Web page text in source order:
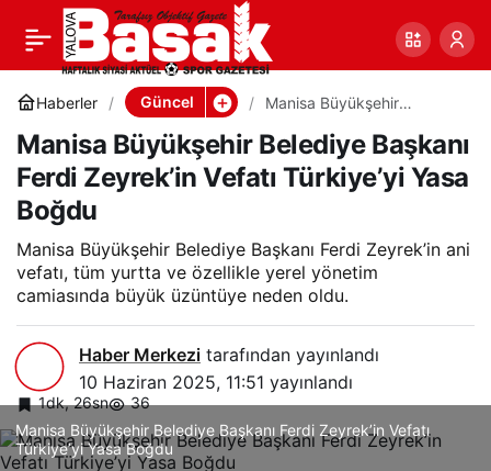
Haberler Güncel
Manisa Büyükşehir
Zeyrek’in Vefatı Türkiye’yi
Yasa Boğdu
Manisa Büyükşehir Belediye Başkanı
Ferdi Zeyrek’in Vefatı Türkiye’yi Yasa
Boğdu
Manisa Büyükşehir Belediye Başkanı Ferdi Zeyrek’in ani
vefatı, tüm yurtta ve özellikle yerel yönetim
camiasında büyük üzüntüye neden oldu.
Haber Merkezi tarafından yayınlandı
10 Haziran 2025, 11:51 yayınlandı
1dk, 26sn
36
Manisa Büyükşehir Belediye Başkanı Ferdi Zeyrek’in Vefatı
Türkiye’yi Yasa Boğdu
Manisa Büyükşehir
Belediye Başkanı Ferdi
Zeyrek’in Vefatı
Türkiye’yi Yasa Boğdu
0 Paylaş